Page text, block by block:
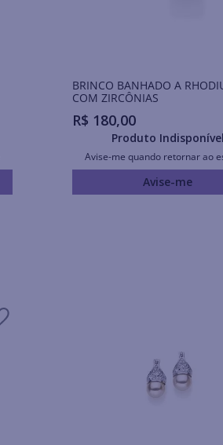
BRINCO BANHADO A
COM ZIRCÔNIAS
R$ 180,00
Produto Indisponível
Avise-me quando retornar ao
Avise-me